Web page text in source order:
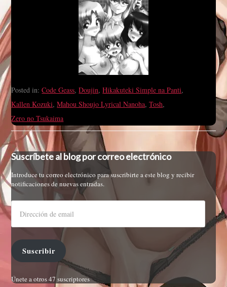
Posted in:Code Geass,Doujin,Hikakuteki Simple na Panti,
Kallen Kozuki,Mahou Shoujo Lyrical Nanoha,Tosh,
Zero no Tsukaima
Suscríbete al blog por correo electrónico
Introduce tu correo electrónico para suscribirte a este blog y recibir
notificaciones de nuevas entradas.
Suscribir
Únete a otros 47 suscriptores